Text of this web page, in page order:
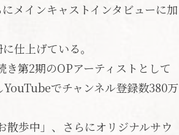
メインキャストインタビューに加
仕上げている。
第2期のOPアーティストとして
でチャンネル登録数380万
歩中」、さらにオリジナルサウ